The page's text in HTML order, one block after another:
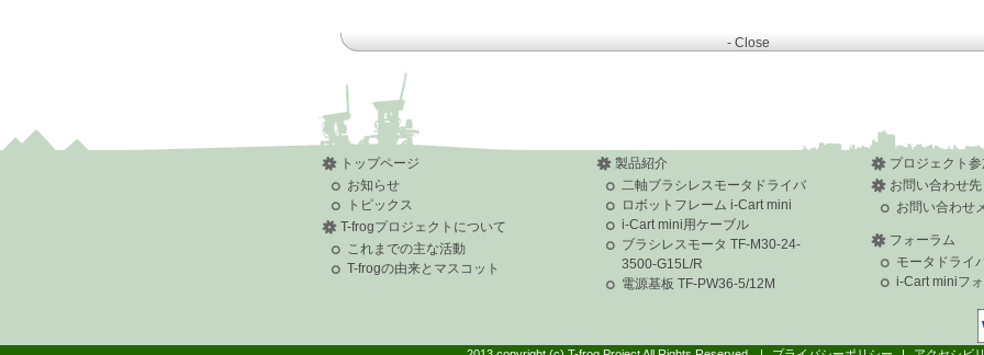
>> 大変申し訳ないのですが、ご利用のモータはエンコーダの分解能が低いため
>> 現在のTF-2MD3-R6ファームウェアでは制御が難しいようです。
>> T-frogのモータドライバは、ロボットの位置を高精度かつなめらかに、
>> ミリ秒オーダーの応答速度で制御できるように設計しているため、
>> 1ミリ秒周期で、エンコーダの信号から速度を計算して駆動・制御を行います。
>>
>> そのため、主なターゲットのモータとしては、
>> 例えば、最大3000rpmのモータに500パルス程度のエンコーダ
>> （100rpmであれば、1万パルス以上）が付いていることを想定しています。
>>
>>
>> 100rpmで、150パルスのエンコーダですと、
>> 制御周期（1ミリ秒）中のエンコーダカウント数が
>> 最大でも1パルスしか無いため、速度をほとんど検出できず、制御が困難です。
>> （NJM2626は、ホール素子のみで矩形波駆動するため、駆動できます。）
>> エンコーダ分解能の低いモータ用に、ファームウェアを大幅に変更すれば
>> もし、ファームウェアの変更をご自身で行う場合には、
- Close
トップページ
お知らせ
トピックス
T-frogプロジェクトについて
これまでの主な活動
T-frogの由来とマスコット
製品紹介
二軸ブラシレスモータドライバ
ロボットフレーム i-Cart mini
i-Cart mini用ケーブル
ブラシレスモータ TF-M30-24-
3500-G15L/R
電源基板 TF-PW36-5/12M
プロジェクト
お問い合わせ先
お問い合わせ
フォーラム
モータドライ
i-Cart miniフ